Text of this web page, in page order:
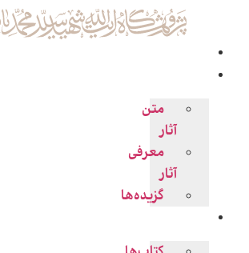
متن
آثار
معرفی
آثار
گزیده‌ها